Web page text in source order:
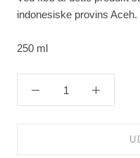
indonesiske provins Aceh.
250 ml